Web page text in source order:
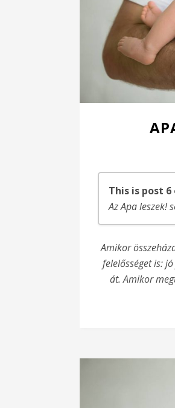
This is post
Az Apa leszek!
Apa leszek! –
Apa leszek! –
Apa leszek! –
Apa leszek! –
Amikor
felelősséget is:
át. Amikor